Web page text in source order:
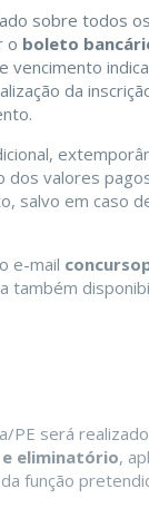
sobre todos
o boleto
da
dos valores
salvo em caso
e-mail
também
PE será
eliminatório,
função